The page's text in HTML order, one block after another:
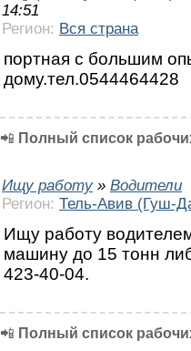
14:51
Регион: Вся страна
портная с большим
дому.тел.0544464428
📲 Полный список
Ищу работу » Водители
Регион: Тель-Авив (Гуш-
Ищу работу
машину до 15 тонн
423-40-04.
📲 Полный список